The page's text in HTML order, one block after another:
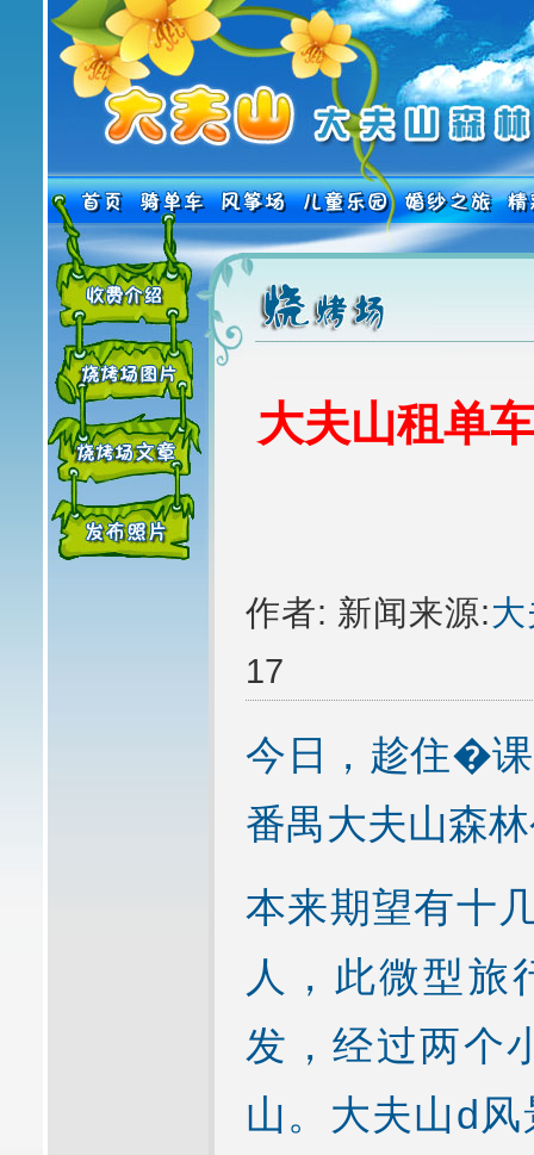
大夫山租单
作者: 新闻来源:
17
今日，趁住�
番禺大夫山森
本来期望有十
人，此微型旅
发，经过两个
山。大夫山d